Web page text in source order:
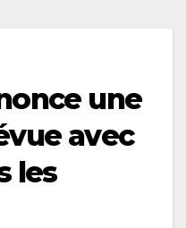
une
avec
les